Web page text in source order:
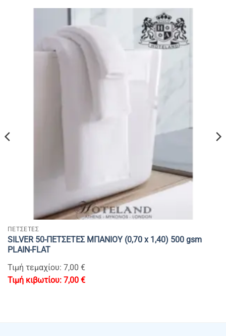
ΠΕΤΣΕΤΕΣ
SILVER 50-ΠΕΤΣΕΤΕΣ ΜΠΑΝΙΟΥ (0,70 x 1,40) 500 gsm
PLAIN-FLAT
Τιμή τεμαχίου: 7,00 €
7,00 €